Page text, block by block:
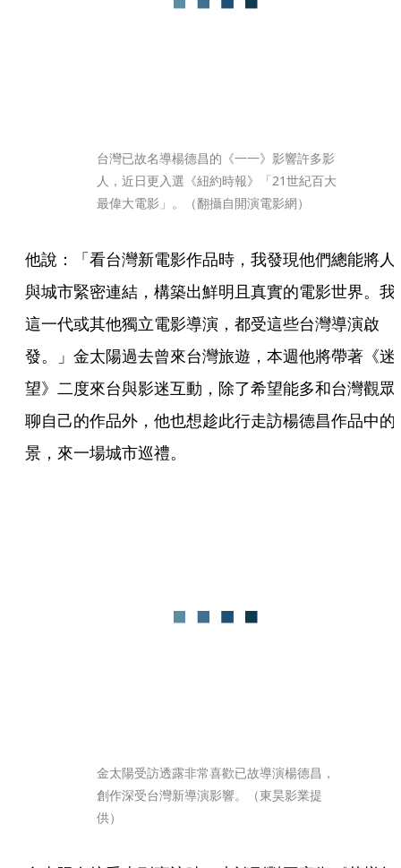
台灣已故名導楊德昌的《一一》影響許多影
人，近日更入選《紐約時報》「21世紀百大
最偉大電影」。（翻攝自開演電影網）
他說：「看台灣新電影作品時，我發現他們總能將人
與城市緊密連結，構築出鮮明且真實的電影世界。我
這一代或其他獨立電影導演，都受這些台灣導演啟
發。」金太陽過去曾來台灣旅遊，本週他將帶著《迷
望》二度來台與影迷互動，除了希望能多和台灣觀眾
聊自己的作品外，他也想趁此行走訪楊德昌作品中的
景，來一場城市巡禮。
金太陽受訪透露非常喜歡已故導演楊德昌，
創作深受台灣新導演影響。（東昊影業提
供）